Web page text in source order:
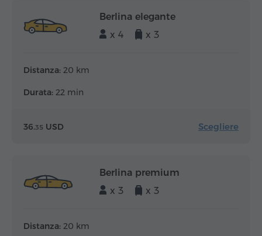
Berlina elegante
x 4
x 3
Distanza: 20 km
Durata: 22 min
36.35 USD Scegliere
Berlina premium
x 3
x 3
Distanza: 20 km